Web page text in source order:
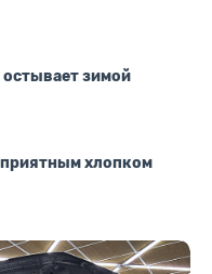
остывает зимой
приятным хлопком